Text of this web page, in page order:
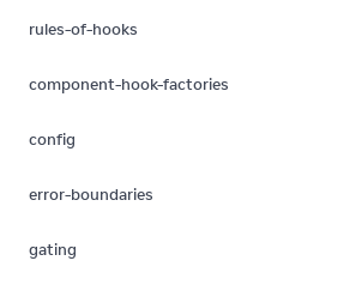
rules-of-hooks
component-hook-factories
config
error-boundaries
gating